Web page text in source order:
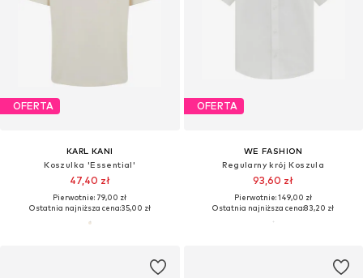
OFERTA
KARL KANI
Koszulka 'Essential'
47,40 zł
Pierwotnie: 79,00 zł
Ostatnia najniższa cena:35,00 zł
OFERTA
WE FASHION
Regularny krój Koszula
93,60 zł
Pierwotnie: 149,00 zł
Ostatnia najniższa cena:83,20 zł